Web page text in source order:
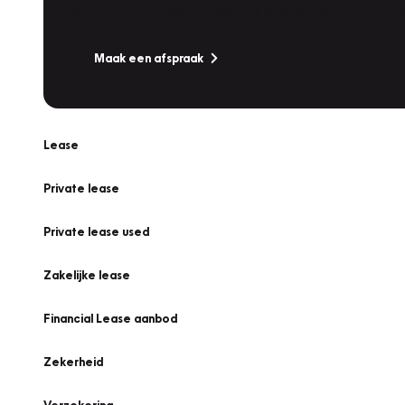
Maak een afspraak
Lease
Private lease
Private lease used
Zakelijke lease
Financial Lease aanbod
Zekerheid